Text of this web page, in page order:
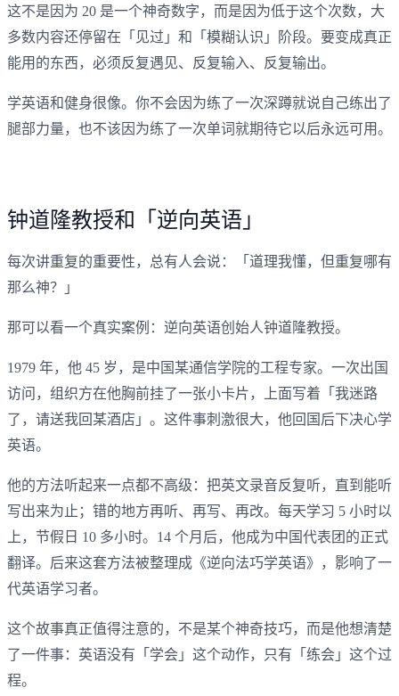
这不是因为 20 是一个神奇数字，而是因为低于这个次数，大
多数内容还停留在「见过」和「模糊认识」阶段。要变成真正
能用的东西，必须反复遇见、反复输入、反复输出。
学英语和健身很像。你不会因为练了一次深蹲就说自己练出了
腿部力量，也不该因为练了一次单词就期待它以后永远可用。
钟道隆教授和「逆向英语」
每次讲重复的重要性，总有人会说：「道理我懂，但重复哪有
那么神？」
那可以看一个真实案例：逆向英语创始人钟道隆教授。
1979 年，他 45 岁，是中国某通信学院的工程专家。一次出国
访问，组织方在他胸前挂了一张小卡片，上面写着「我迷路
了，请送我回某酒店」。这件事刺激很大，他回国后下决心学
英语。
他的方法听起来一点都不高级：把英文录音反复听，直到能听
写出来为止；错的地方再听、再写、再改。每天学习 5 小时以
上，节假日 10 多小时。14 个月后，他成为中国代表团的正式
翻译。后来这套方法被整理成《逆向法巧学英语》，影响了一
代英语学习者。
这个故事真正值得注意的，不是某个神奇技巧，而是他想清楚
了一件事：英语没有「学会」这个动作，只有「练会」这个过
程。